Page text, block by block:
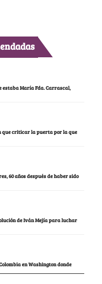
estaba María Fda. Carrascal,
que criticar la puerta por la que
60 años después de haber sido
de Iván Mejía para luchar
en Washington donde